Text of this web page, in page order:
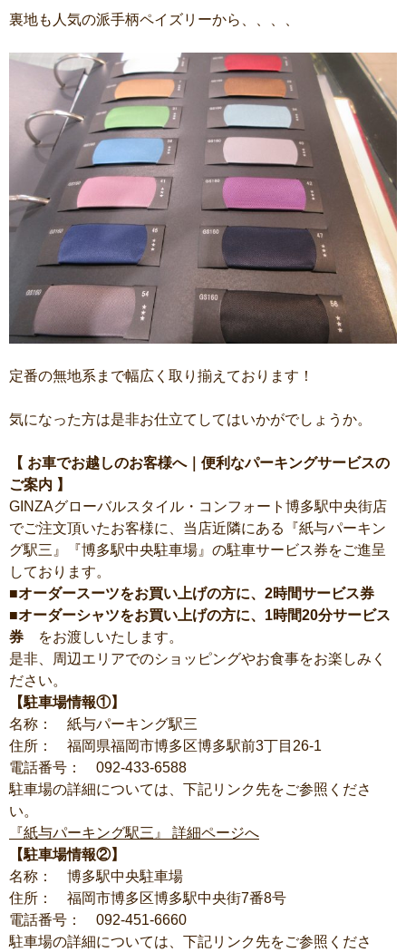
裏地も人気の派手柄ペイズリーから、、、、
定番の無地系まで幅広く取り揃えております！
気になった方は是非お仕立てしてはいかがでしょうか。
【 お車でお越しのお客様へ｜便利なパーキングサービスの
ご案内 】
GINZAグローバルスタイル・コンフォート博多駅中央街店
でご注文頂いたお客様に、当店近隣にある『紙与パーキン
グ駅三』『博多駅中央駐車場』の駐車サービス券をご進呈
しております。
■オーダースーツをお買い上げの方に、2時間サービス券
■オーダーシャツをお買い上げの方に、1時間20分サービス
券 をお渡しいたします。
是非、周辺エリアでのショッピングやお食事をお楽しみく
ださい。
【駐車場情報①】
名称： 紙与パーキング駅三
住所： 福岡県福岡市博多区博多駅前3丁目26-1
電話番号： 092-433-6588
駐車場の詳細については、下記リンク先をご参照くださ
い。
『紙与パーキング駅三』 詳細ページへ
【駐車場情報②】
名称： 博多駅中央駐車場
住所： 福岡市博多区博多駅中央街7番8号
電話番号： 092-451-6660
駐車場の詳細については、下記リンク先をご参照くださ